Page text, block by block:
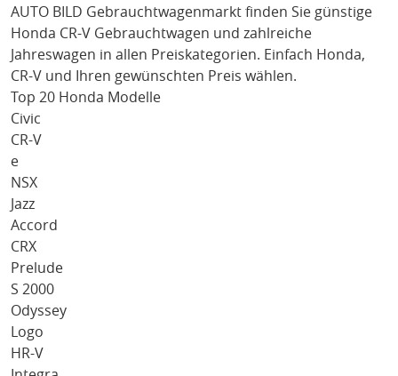
AUTO BILD Gebrauchtwagenmarkt finden Sie günstige
Honda CR-V Gebrauchtwagen und zahlreiche
Jahreswagen in allen Preiskategorien. Einfach Honda,
CR-V und Ihren gewünschten Preis wählen.
Top 20 Honda Modelle
Civic
CR-V
e
NSX
Jazz
Accord
CRX
Prelude
S 2000
Odyssey
Logo
HR-V